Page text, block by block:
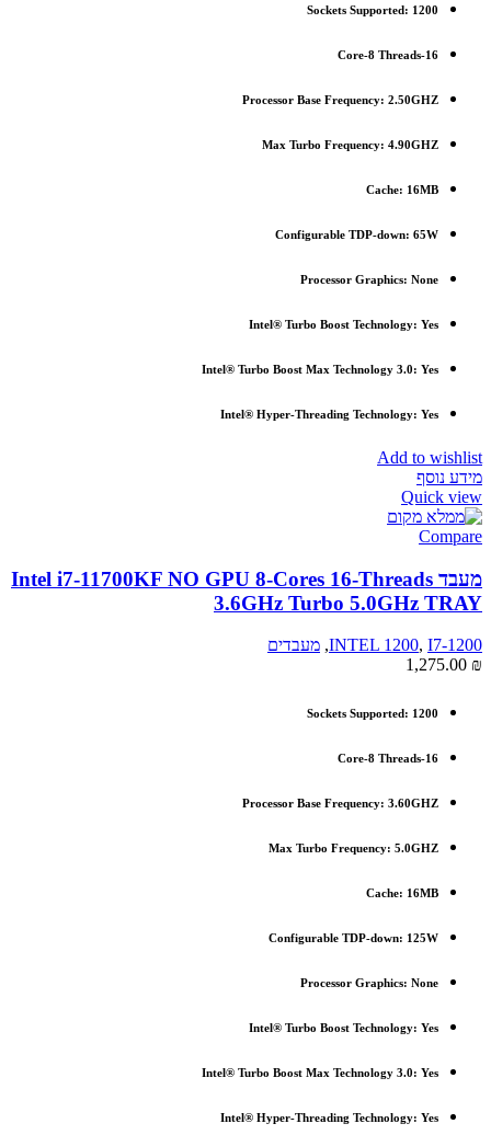
Sockets Supported: 1200
Core-8 Threads-16
Processor Base Frequency: 2.50GHZ
Max Turbo Frequency: 4.90GHZ
Cache: 16MB
Configurable TDP-down: 65W
Processor Graphics: None
Intel® Turbo Boost Technology: Yes
Intel® Turbo Boost Max Technology 3.0: Yes
Intel® Hyper-Threading Technology: Yes
Add to wishlist
מידע נוסף
Quick view
Compare
מעבד Intel i7-11700KF NO GPU 8-Cores 16-Threads
3.6GHz Turbo 5.0GHz TRAY
INTEL 1200, I7-1200
, מעבדים
1,275.00 ₪
Sockets Supported: 1200
Core-8 Threads-16
Processor Base Frequency: 3.60GHZ
Max Turbo Frequency: 5.0GHZ
Cache: 16MB
Configurable TDP-down: 125W
Processor Graphics: None
Intel® Turbo Boost Technology: Yes
Intel® Turbo Boost Max Technology 3.0: Yes
Intel® Hyper-Threading Technology: Yes